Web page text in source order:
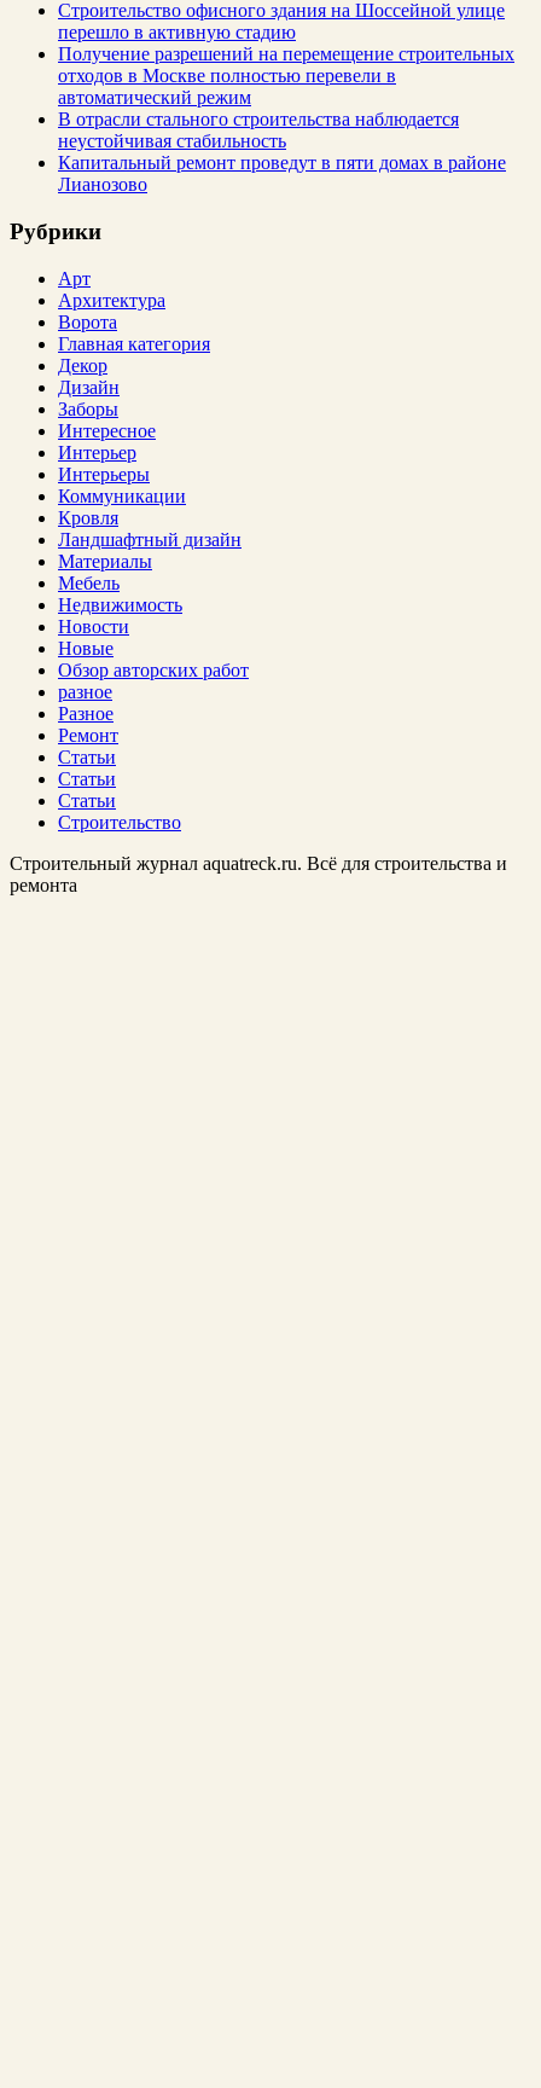
Строительство офисного здания на Шоссейной улице
перешло в активную стадию
Получение разрешений на перемещение строительных
отходов в Москве полностью перевели в
автоматический режим
В отрасли стального строительства наблюдается
неустойчивая стабильность
Капитальный ремонт проведут в пяти домах в районе
Лианозово
Рубрики
Арт
Архитектура
Ворота
Главная категория
Декор
Дизайн
Заборы
Интересное
Интерьер
Интерьеры
Коммуникации
Кровля
Ландшафтный дизайн
Материалы
Мебель
Недвижимость
Новости
Новые
Обзор авторских работ
разное
Разное
Ремонт
Статьи
Статьи
Статьи
Строительство
Строительный журнал aquatreck.ru. Всё для строительства и
ремонта